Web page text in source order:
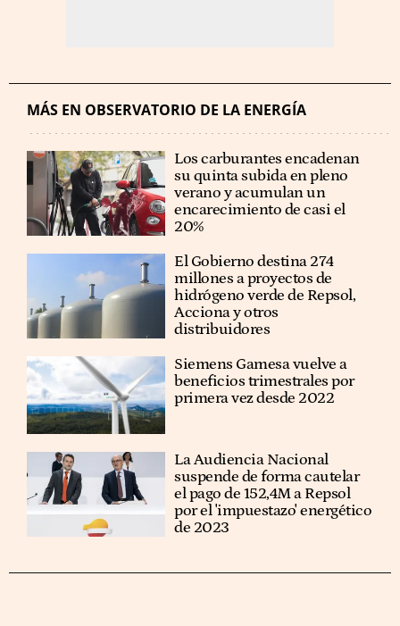
MÁS EN OBSERVATORIO DE LA ENERGÍA
Los carburantes encadenan
su quinta subida en pleno
verano y acumulan un
encarecimiento de casi el
20%
El Gobierno destina 274
millones a proyectos de
hidrógeno verde de Repsol,
Acciona y otros
distribuidores
Siemens Gamesa vuelve a
beneficios trimestrales por
primera vez desde 2022
La Audiencia Nacional
suspende de forma cautelar
el pago de 152,4M a Repsol
por el 'impuestazo' energético
de 2023